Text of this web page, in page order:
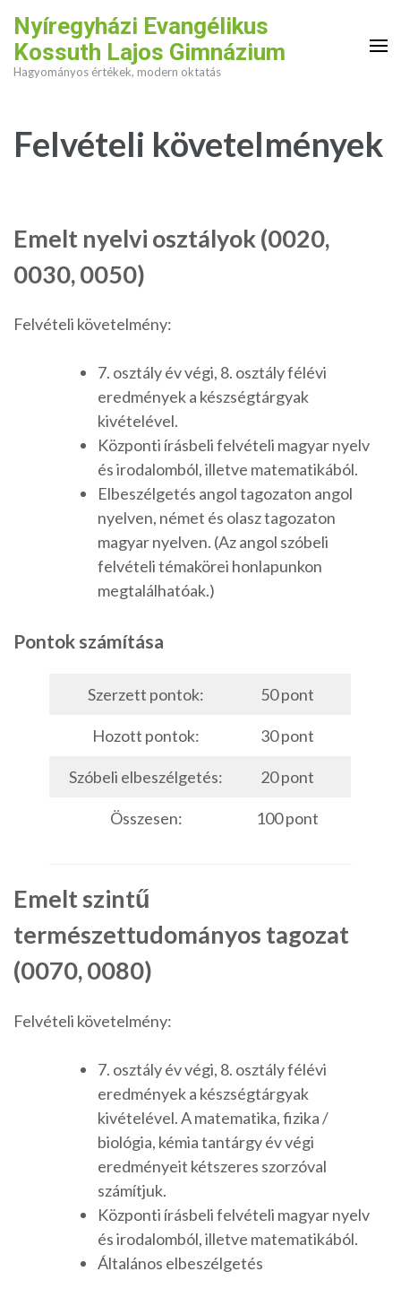
content
(Press
Nyíregyházi Evangélikus
Kossuth Lajos Gimnázium
Hagyományos értékek, modern oktatás
Felvételi követelmények
Emelt nyelvi osztályok (0020,
0030, 0050)
Felvételi követelmény:
7. osztály év végi, 8. osztály félévi
eredmények a készségtárgyak
kivételével.
Központi írásbeli felvételi magyar nyelv
és irodalomból, illetve matematikából.
Elbeszélgetés angol tagozaton angol
nyelven, német és olasz tagozaton
magyar nyelven. (Az angol szóbeli
felvételi témakörei honlapunkon
megtalálhatóak.)
Pontok számítása
Szerzett pontok: 50 pont
Hozott pontok: 30 pont
Szóbeli elbeszélgetés: 20 pont
Összesen: 100 pont
Emelt szintű
természettudományos tagozat
(0070, 0080)
Felvételi követelmény:
7. osztály év végi, 8. osztály félévi
eredmények a készségtárgyak
kivételével. A matematika, fizika /
biológia, kémia tantárgy év végi
eredményeit kétszeres szorzóval
számítjuk.
Központi írásbeli felvételi magyar nyelv
és irodalomból, illetve matematikából.
Általános elbeszélgetés